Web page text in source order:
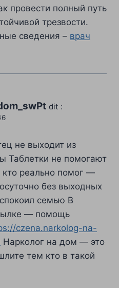
провести полный путь
трезвости.
сведения – врач
dit :
не выходит из
Таблетки не помогают
реально помог —
без выходных
семью В
— помощь
czena.narkolog-na-
Нарколог на дом — это
тем кто в такой